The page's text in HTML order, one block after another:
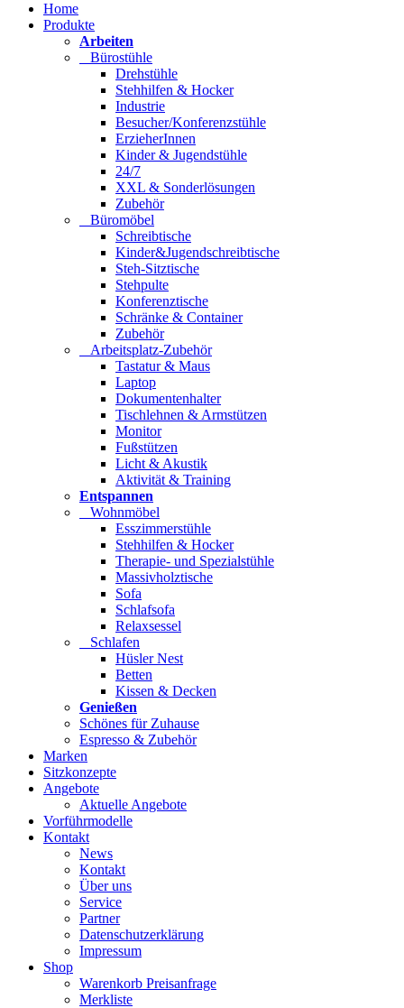
Home
Produkte
Arbeiten
Bürostühle
Drehstühle
Stehhilfen & Hocker
Industrie
Besucher/Konferenzstühle
ErzieherInnen
Kinder & Jugendstühle
24/7
XXL & Sonderlösungen
Zubehör
Büromöbel
Schreibtische
Kinder&Jugendschreibtische
Steh-Sitztische
Stehpulte
Konferenztische
Schränke & Container
Zubehör
Arbeitsplatz-Zubehör
Tastatur & Maus
Laptop
Dokumentenhalter
Tischlehnen & Armstützen
Monitor
Fußstützen
Licht & Akustik
Aktivität & Training
Entspannen
Wohnmöbel
Esszimmerstühle
Stehhilfen & Hocker
Therapie- und Spezialstühle
Massivholztische
Sofa
Schlafsofa
Relaxsessel
Schlafen
Hüsler Nest
Betten
Kissen & Decken
Genießen
Schönes für Zuhause
Espresso & Zubehör
Marken
Sitzkonzepte
Angebote
Aktuelle Angebote
Vorführmodelle
Kontakt
News
Kontakt
Über uns
Service
Partner
Datenschutzerklärung
Impressum
Shop
Warenkorb Preisanfrage
Merkliste